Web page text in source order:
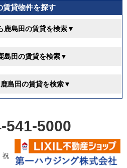
賃貸物件を探す
鹿島田の賃貸を検索▼
島田の賃貸を検索▼
島田の賃貸を検索▼
541-5000
祝